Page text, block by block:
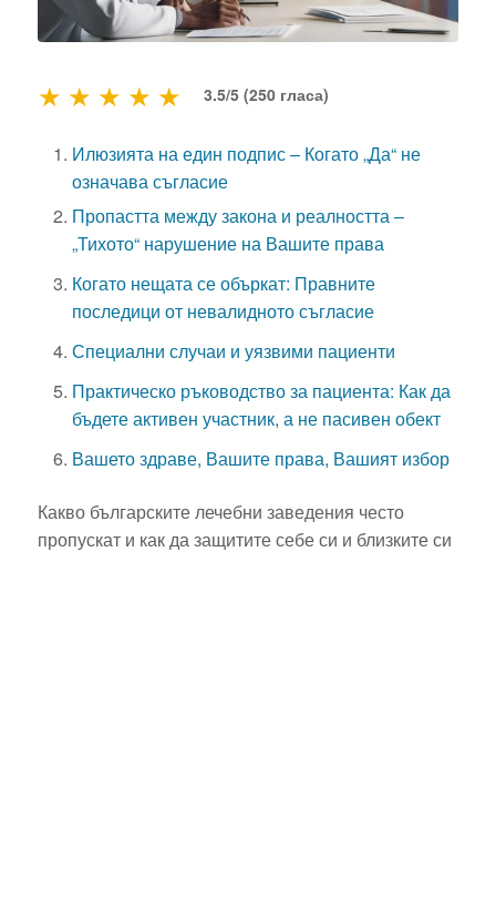
★
★
★
★
★ 3.5/5 (250 гласа)
Илюзията на един подпис – Когато „Да“ не
означава съгласие
Пропастта между закона и реалността –
„Тихото“ нарушение на Вашите права
Когато нещата се объркат: Правните
последици от невалидното съгласие
Специални случаи и уязвими пациенти
Практическо ръководство за пациента: Как да
бъдете активен участник, а не пасивен обект
Вашето здраве, Вашите права, Вашият избор
Какво българските лечебни заведения често
пропускат и как да защитите себе си и близките си